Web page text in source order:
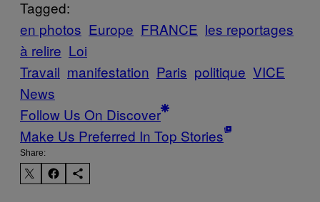
Tagged:
en photos Europe FRANCE les reportages
à relire Loi
Travail manifestation Paris politique VICE
News
Follow Us On Discover
Make Us Preferred In Top Stories
Share: